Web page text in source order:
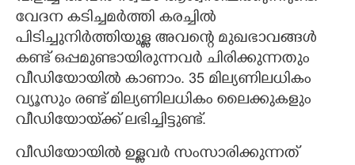
വേദന കടിച്ചമർത്തി കരച്ചിൽ
പിടിച്ചുനിർത്തിയുള്ള അവന്റെ മുഖഭാവങ്ങൾ
കണ്ട് ഒപ്പമുണ്ടായിരുന്നവർ ചിരിക്കുന്നതും
വീഡിയോയിൽ കാണാം. 35 മില്യണിലധികം
വ്യൂസും രണ്ട് മില്യണിലധികം ലൈക്കുകളും
വീഡിയോയ്‌ക്ക് ലഭിച്ചിട്ടുണ്ട്.
വീഡിയോയിൽ ഉള്ളവർ സംസാരിക്കുന്നത്